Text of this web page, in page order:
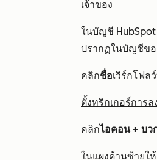
เจ้าของ
ในบัญชี
ปรากฏในบัญชีข
คลิกชื่อเวิร์กโฟล
ตั้งทริกเกอร์การ
คลิกไอคอน + บว
ในแผงด้านซ้ายใ